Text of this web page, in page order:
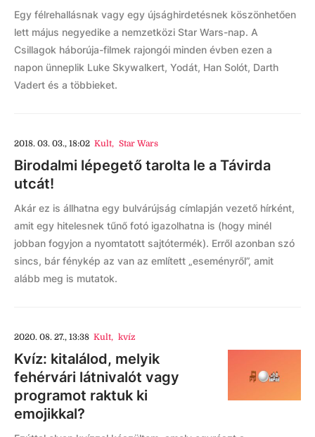
Egy félrehallásnak vagy egy újsághirdetésnek köszönhetően
lett május negyedike a nemzetközi Star Wars-nap. A
Csillagok háborúja-filmek rajongói minden évben ezen a
napon ünneplik Luke Skywalkert, Yodát, Han Solót, Darth
Vadert és a többieket.
2018. 03. 03., 18:02 Kult, Star Wars
Birodalmi lépegető tarolta le a Távirda
utcát!
Akár ez is állhatna egy bulvárújság címlapján vezető hírként,
amit egy hitelesnek tűnő fotó igazolhatna is (hogy minél
jobban fogyjon a nyomtatott sajtótermék). Erről azonban szó
sincs, bár fénykép az van az említett „eseményről”, amit
alább meg is mutatok.
2020. 08. 27., 13:38 Kult, kvíz
Kvíz: kitalálod, melyik
fehérvári látnivalót vagy
programot raktuk ki
emojikkal?